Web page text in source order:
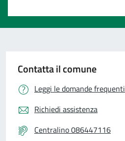
Contatta il comune
Leggi le domande frequenti
Richiedi assistenza
Centralino 086447116